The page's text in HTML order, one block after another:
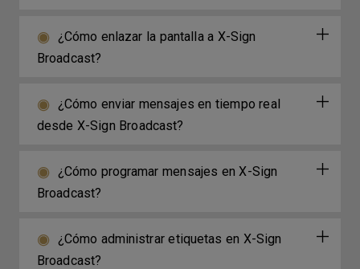
¿Cómo enlazar la pantalla a X-Sign
Broadcast?
¿Cómo enviar mensajes en tiempo real
desde X-Sign Broadcast?
¿Cómo programar mensajes en X-Sign
Broadcast?
¿Cómo administrar etiquetas en X-Sign
Broadcast?